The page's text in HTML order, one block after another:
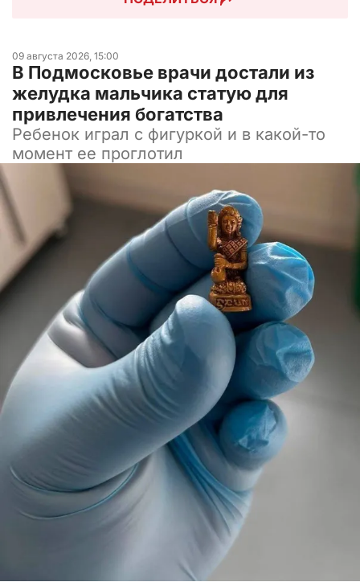
09 августа 2026, 15:00
В Подмосковье врачи достали из
желудка мальчика статую для
привлечения богатства
Ребенок играл с фигуркой и в какой-то
момент ее проглотил